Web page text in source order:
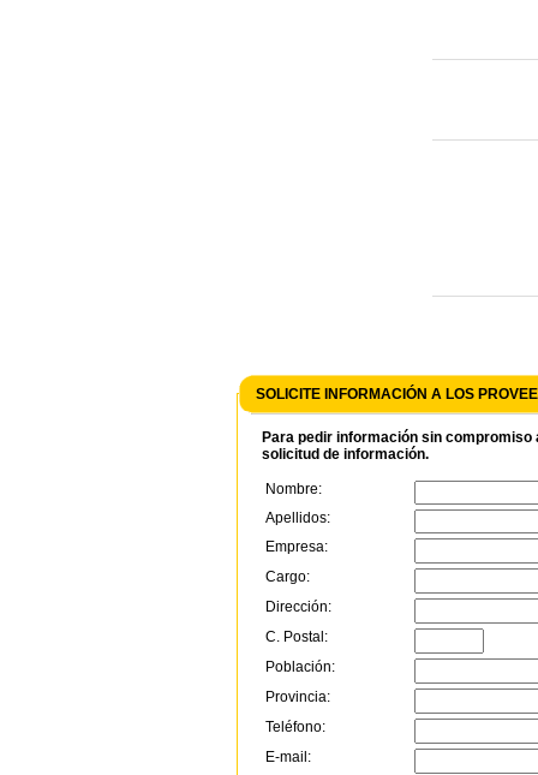
SOLICITE INFORMACIÓN A LOS
Para pedir información sin
solicitud de información.
Nombre:
Apellidos:
Empresa:
Cargo:
Dirección:
C. Postal:
Población:
Provincia:
Teléfono:
E-mail: